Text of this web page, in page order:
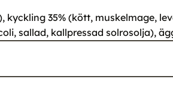
kyckling 35% (kött, muskelmage,
sallad, kallpressad solrosolja),